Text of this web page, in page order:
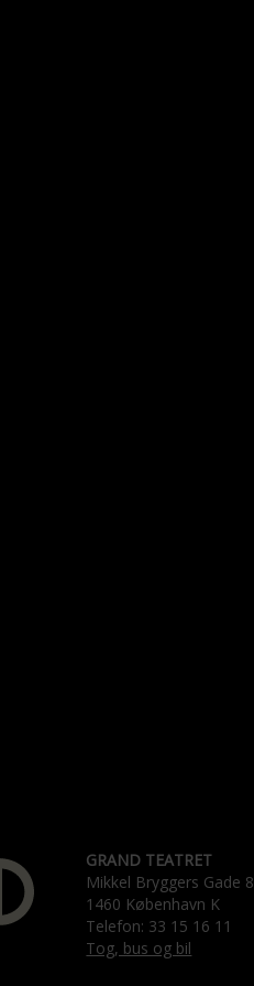
GRAND TEATRET
Mikkel Bryggers Gade 8
1460 København K
Telefon: 33 15 16 11
Tog, bus og bil